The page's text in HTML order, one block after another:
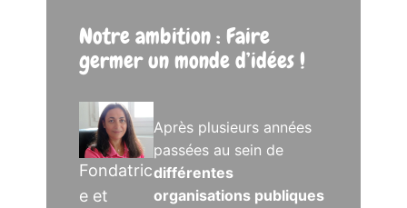
Notre ambition : Faire
germer un monde d’idées !
Fondatric
e et
Après plusieurs années
passées au sein de
différentes
organisations publiques